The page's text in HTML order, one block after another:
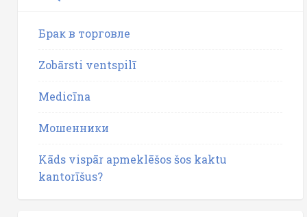
Брак в торговле
Zobārsti ventspilī
Medicīna
Мошенники
Kāds vispār apmeklēšos šos kaktu
kantorīšus?